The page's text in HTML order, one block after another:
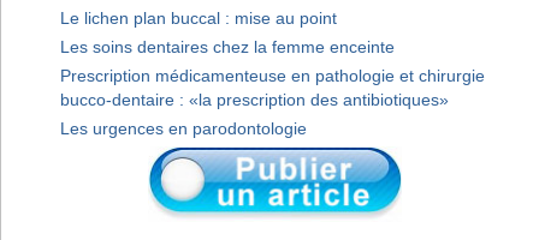
Le lichen plan buccal : mise au point
Les soins dentaires chez la femme enceinte
Prescription médicamenteuse en pathologie et chirurgie
bucco-dentaire : «la prescription des antibiotiques»
Les urgences en parodontologie